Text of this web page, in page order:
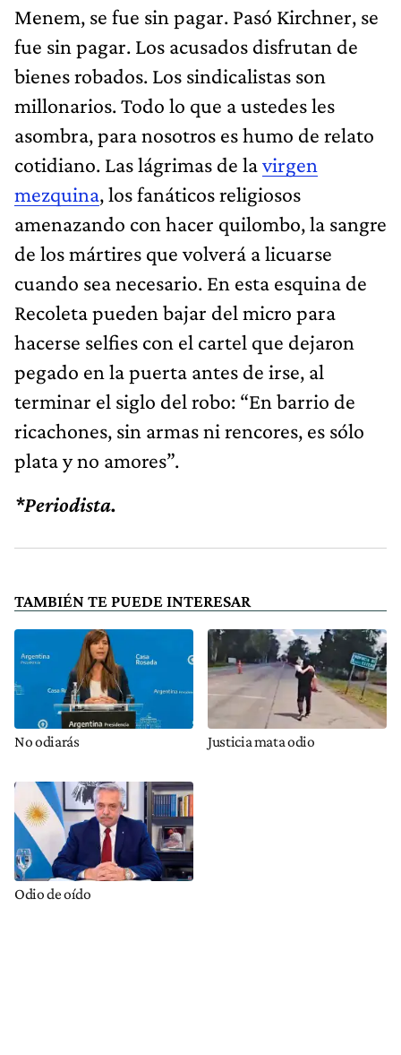
Menem, se fue sin pagar. Pasó Kirchner, se
fue sin pagar. Los acusados disfrutan de
bienes robados. Los sindicalistas son
millonarios. Todo lo que a ustedes les
asombra, para nosotros es humo de relato
cotidiano. Las lágrimas de lavirgen
mezquina, los fanáticos religiosos
amenazando con hacer quilombo, la sangre
de los mártires que volverá a licuarse
cuando sea necesario. En esta esquina de
Recoleta pueden bajar del micro para
hacerse selfies con el cartel que dejaron
pegado en la puerta antes de irse, al
terminar el siglo del robo: “En barrio de
ricachones, sin armas ni rencores, es sólo
plata y no amores”.
*Periodista.
TAMBIÉN TE PUEDE INTERESAR
No odiarás Justicia mata odio
Odio de oído